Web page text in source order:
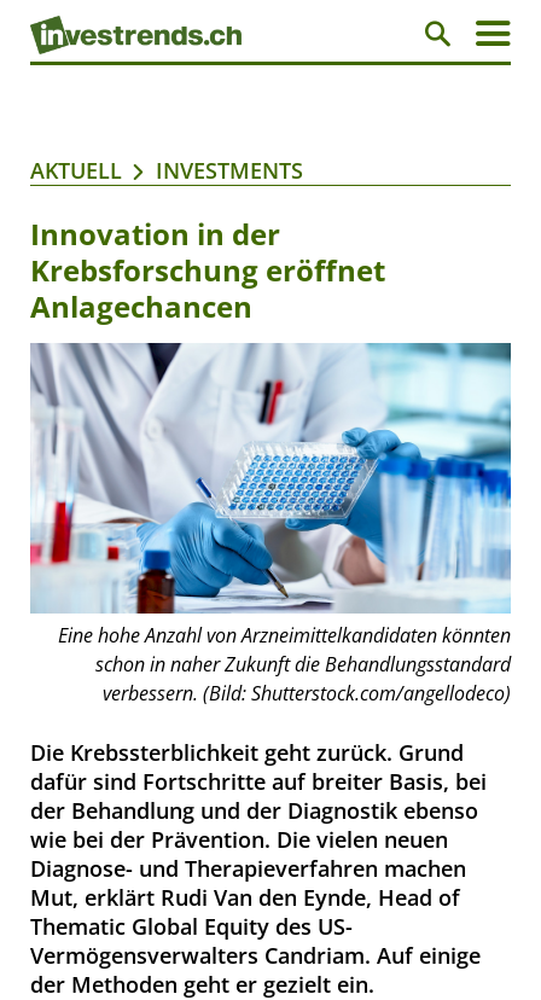
AKTUELL INVESTMENTS
Innovation in der
Krebsforschung eröffnet
Anlagechancen
Eine hohe Anzahl von Arzneimittelkandidaten könnten
schon in naher Zukunft die Behandlungsstandard
verbessern. (Bild: Shutterstock.com/angellodeco)
Die Krebssterblichkeit geht zurück. Grund
dafür sind Fortschritte auf breiter Basis, bei
der Behandlung und der Diagnostik ebenso
wie bei der Prävention. Die vielen neuen
Diagnose- und Therapieverfahren machen
Mut, erklärt Rudi Van den Eynde, Head of
Thematic Global Equity des US-
Vermögensverwalters Candriam. Auf einige
der Methoden geht er gezielt ein.